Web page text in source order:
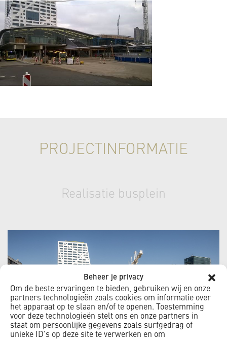
Beheer je privacy
Om de beste ervaringen te bieden, gebruiken wij en onze
partners technologieën zoals cookies om informatie over
het apparaat op te slaan en/of te openen. Toestemming
voor deze technologieën stelt ons en onze partners in
staat om persoonlijke gegevens zoals surfgedrag of
unieke ID's op deze site te verwerken en om
PROJECTINFORMATIE
Realisatie busplein